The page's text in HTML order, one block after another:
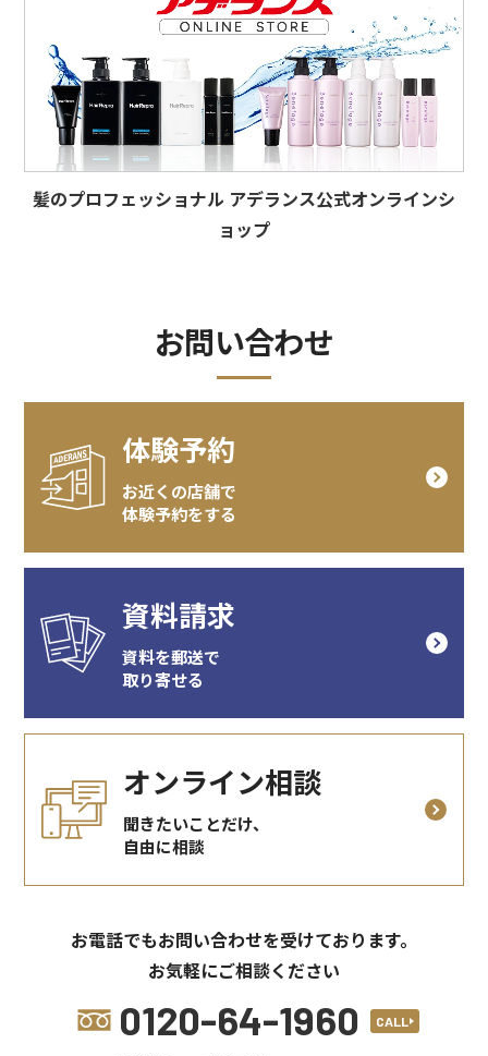
髪のプロフェッショナル アデランス公式オンラインシ
ョップ
お問い合わせ
体験予約
お近くの店舗で
体験予約をする
資料請求
資料を郵送で
取り寄せる
オンライン相談
聞きたいことだけ、
自由に相談
お電話でもお問い合わせを受けております。
お気軽にご相談ください
0120-64-1960 CALL